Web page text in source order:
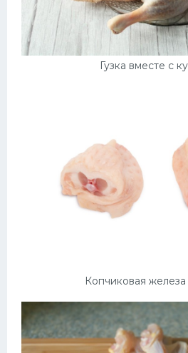
Гузка вместе с
Копчиковая